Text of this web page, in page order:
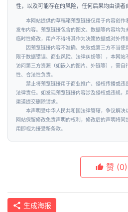
投
资
商
学
院
性，以及可能存在的风险，任何后果均由读者
本网站提供的草稿箱预览链接仅用于内容创
发布内容。预览链接包含的图文、数据等内容均
临时性修改，用户不得将其作为决策依据或对外传
因预览链接内容不准确、失效或第三方不当
限于数据错误、商业风险、法律纠纷等），本网
访问第三方资源（如嵌入的图片、外链等），需
性、合法性负责。
禁止将预览链接用于商业推广、侵权传播或违
法律责任。如发现预览链接内容涉及侵权或违规，
渠道提交删除请求。
本声明受中华人民共和国法律管辖，争议解
网站保留修改免责声明的权利，修改后的声明将
用即视为接受新条款。
赞 (0)
生成海报